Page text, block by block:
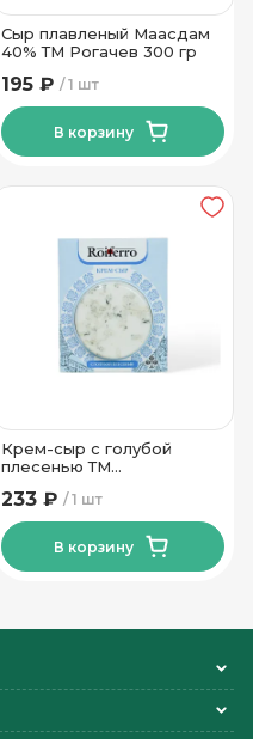
Сыр плавленый Маасдам
40% ТМ Рогачев 300 гр
1 шт
195 ₽
В корзину
Крем-сыр с голубой
плесенью ТМ
1 шт
233 ₽
В корзину